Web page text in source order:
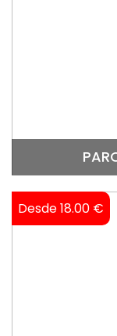
Desde 18.00 €